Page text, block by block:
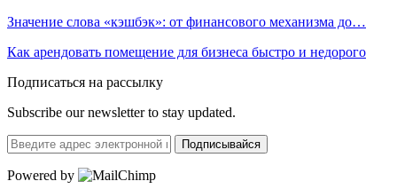
Значение слова «кэшбэк»: от финансового механизма до…
Как арендовать помещение для бизнеса быстро и недорого
Подписаться на рассылку
Subscribe our newsletter to stay updated.
Подписывайся
Powered by